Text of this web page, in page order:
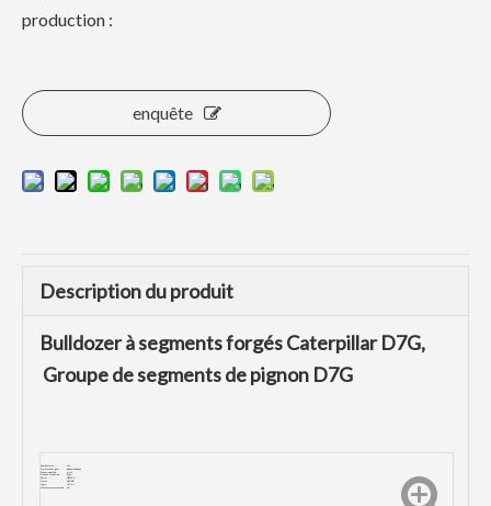
production :
enquête
Description du produit
Bulldozer à segments forgés Caterpillar D7G,
Groupe de segments de pignon D7G
Processus de production:
Forger
≥20J/ cm